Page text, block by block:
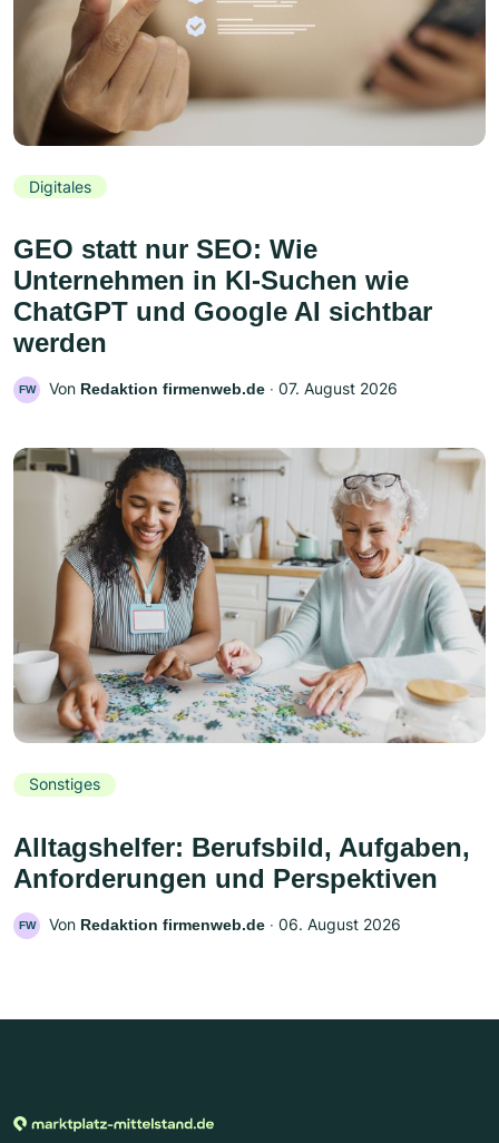
Digitales
GEO statt nur SEO: Wie
Unternehmen in KI-Suchen wie
ChatGPT und Google AI sichtbar
werden
FW Von Redaktion firmenweb.de ‧ 07. August 2026
Sonstiges
Alltagshelfer: Berufsbild, Aufgaben,
Anforderungen und Perspektiven
FW Von Redaktion firmenweb.de ‧ 06. August 2026